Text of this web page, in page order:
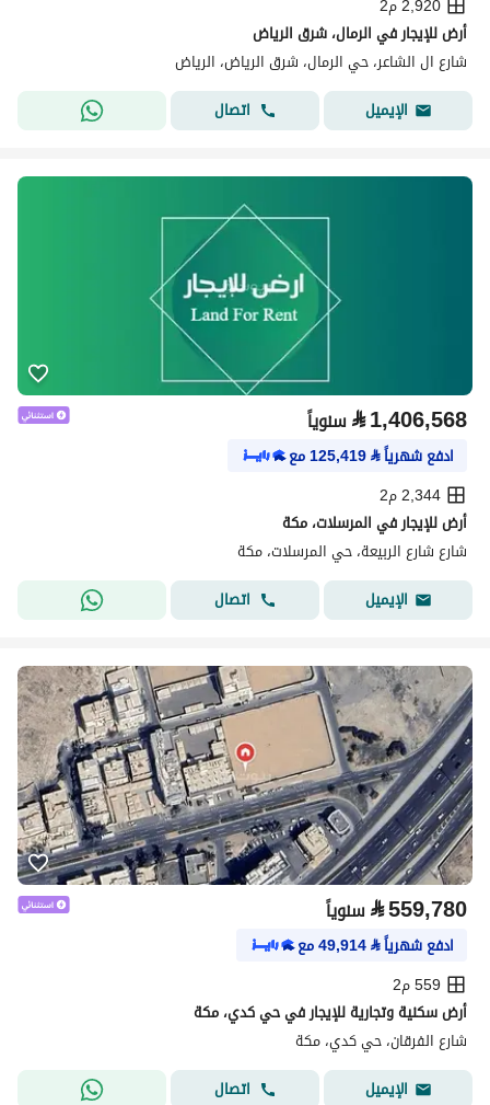
أرض للإيجار في الرمال، شرق الرياض
شارع ال الشاعر، حي الرمال، شرق الرياض، الرياض
الإيميل
اتصال
⃁1,406,568 سنوياً
ادفع شهرياً⃁
125,419مع
2,344 م2
أرض للإيجار في المرسلات، مكة
شارع شارع الربيعة، حي المرسلات، مكة
الإيميل
اتصال
⃁559,780 سنوياً
ادفع شهرياً⃁
49,914مع
559 م2
أرض سكنية وتجارية للإيجار في حي كدي، مكة
شارع الفرقان، حي كدي، مكة
الإيميل
اتصال